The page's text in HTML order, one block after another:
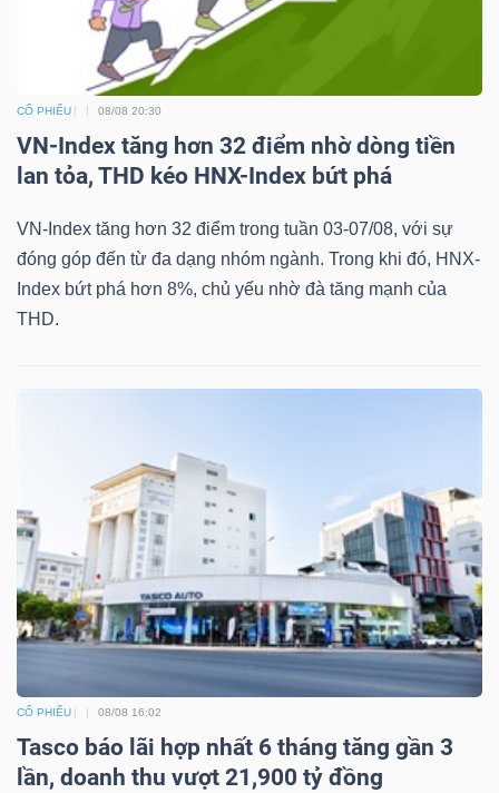
CỔ PHIẾU 08/08 20:30
VN-Index tăng hơn 32 điểm nhờ dòng tiền
lan tỏa, THD kéo HNX-Index bứt phá
VN-Index tăng hơn 32 điểm trong tuần 03-07/08, với sự
đóng góp đến từ đa dạng nhóm ngành. Trong khi đó, HNX-
Index bứt phá hơn 8%, chủ yếu nhờ đà tăng mạnh của
THD.
CỔ PHIẾU 08/08 16:02
Tasco báo lãi hợp nhất 6 tháng tăng gần 3
lần, doanh thu vượt 21,900 tỷ đồng